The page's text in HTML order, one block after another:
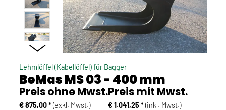
BeMas MS 03 - 400 mm
Lehmlöffel (Kabellöffel) für Bagger
Preis ohne Mwst.
€ 875,00 *(exkl. Mwst.)
Preis mit Mwst.
€ 1.041,25 *(inkl. Mwst.)